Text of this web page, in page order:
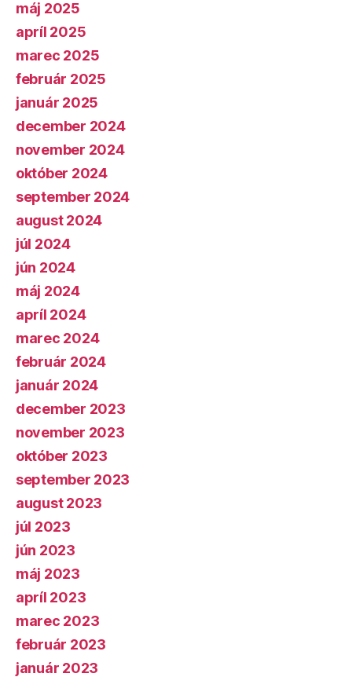
máj 2025
apríl 2025
marec 2025
február 2025
január 2025
december 2024
november 2024
október 2024
september 2024
august 2024
júl 2024
jún 2024
máj 2024
apríl 2024
marec 2024
február 2024
január 2024
december 2023
november 2023
október 2023
september 2023
august 2023
júl 2023
jún 2023
máj 2023
apríl 2023
marec 2023
február 2023
január 2023